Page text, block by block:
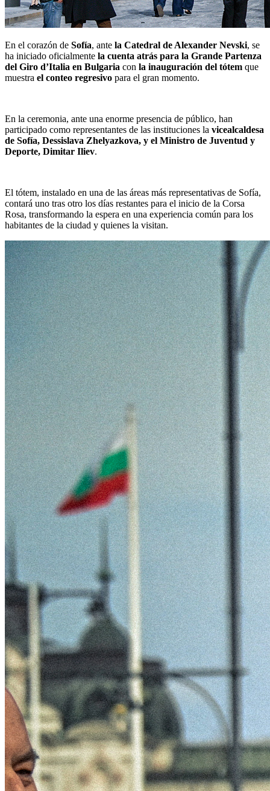
En el corazón de Sofía, ante la Catedral de Alexander Nevski, se
ha iniciado oficialmente la cuenta atrás para la Grande Partenza
del Giro d’Italia en Bulgaria con la inauguración del tótem que
muestra el conteo regresivo para el gran momento.
En la ceremonia, ante una enorme presencia de público, han
participado como representantes de las instituciones la vicealcaldesa
de Sofía, Dessislava Zhelyazkova, y el Ministro de Juventud y
Deporte, Dimitar Iliev.
El tótem, instalado en una de las áreas más representativas de Sofía,
contará uno tras otro los días restantes para el inicio de la Corsa
Rosa, transformando la espera en una experiencia común para los
habitantes de la ciudad y quienes la visitan.